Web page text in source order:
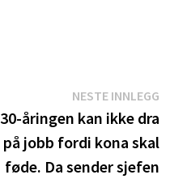
NESTE INNLEGG
30-åringen kan ikke dra
på jobb fordi kona skal
føde. Da sender sjefen